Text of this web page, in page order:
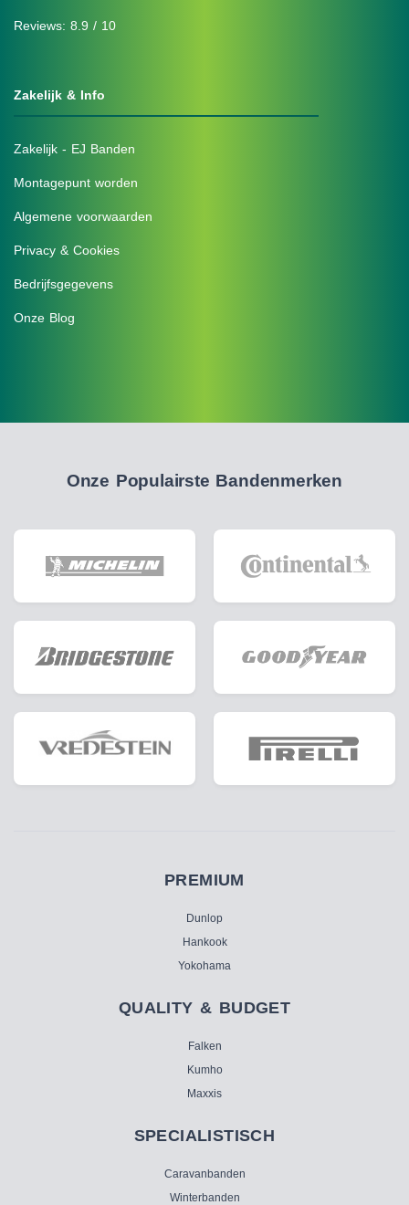
Reviews: 8.9 / 10
Zakelijk & Info
Zakelijk - EJ Banden
Montagepunt worden
Algemene voorwaarden
Privacy & Cookies
Bedrijfsgegevens
Onze Blog
Onze Populairste Bandenmerken
PREMIUM
Dunlop
Hankook
Yokohama
QUALITY & BUDGET
Falken
Kumho
Maxxis
SPECIALISTISCH
Caravanbanden
Winterbanden